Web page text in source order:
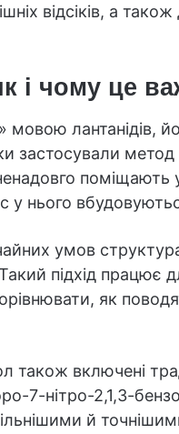
відсіків, а
і чому це
лантанідів,
застосували
нього
умов
підхід працює
як
також включені
7-нітро-2,1,3-
й